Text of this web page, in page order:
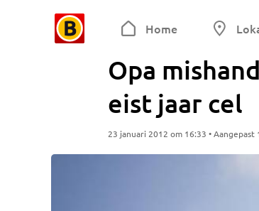
Home
Opa
eist jaar cel
23 januari 2012 om 16:33 •